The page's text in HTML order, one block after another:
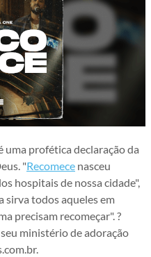
uma profética declaração da
"Recomece nasceu
hospitais de nossa cidade",
sirva todos aqueles em
precisam recomeçar". ?
ministério de adoração